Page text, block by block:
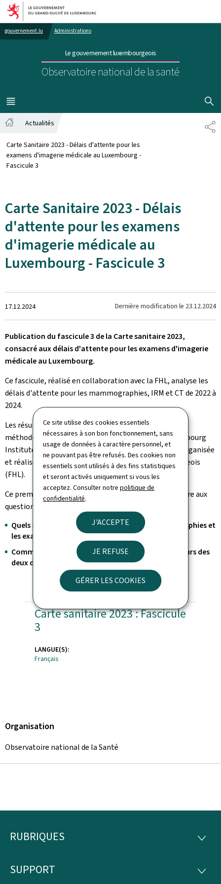
Ce site utilise des cookies essentiels
nécessaires à son bon fonctionnement, sans
usage de données à caractère personnel, et
ne pouvant pas être refusés. Des cookies non
essentiels sont utilisés à des fins statistiques
et seront activés uniquement si vous les
acceptez. Consulter notrepolitique de
confidentialité.
J'ACCEPTE
JE REFUSE
GÉRER LES COOKIES
Aller au menu principal
Aller au contenu
gouvernement.lu Administrations
Le gouvernement luxembourgeois
Observatoire national de la santé
MENU
PRINCIPAL
Actualités
Carte Sanitaire 2023 - Délais d'attente pour les
examens d'imagerie médicale au Luxembourg -
Fascicule 3
Carte Sanitaire 2023 - Délais
d'attente pour les examens
d'imagerie médicale au
Luxembourg - Fascicule 3
Crée
le
17.12.2024 Dernière modification le 23.12.2024
Publication du fascicule 3 de la Carte sanitaire 2023,
consacré aux délais d'attente pour les examens d'imagerie
médicale au Luxembourg.
Ce fascicule, réalisé en collaboration avec la FHL, analyse les
délais d'attente pour les mammographies, IRM et CT de 2022 à
2024.
Les résultats qui y sont présentés reposent sur une
méthodologie élaborée conjointement avec le Luxembourg
Institute of Health (LIH) et une collecte de données organisée
et réalisée par la Fédération des hôpitaux luxembourgeois
(FHL).
Ce premier rapport a pour objectif principal de répondre aux
questions suivantes :
Quels sont les délais d'attente pour les mammographies et
les examens IRM ?
Comment ces délais d’attente ont-ils évolué au cours des
deux dernières années ?
Carte sanitaire 2023 : Fascicule
3
LANGUE(S):
Français
Organisation
Observatoire national de la Santé
Pied
page
RUBRIQUES
SUPPORT